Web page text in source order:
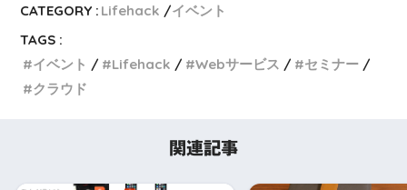
CATEGORY : Lifehack
イベント
TAGS :
イベント
Lifehack Webサービス
セミナー
クラウド
関連記事